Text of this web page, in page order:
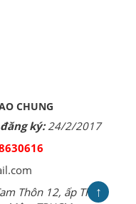
CHUNG
ký:24/2/2017
Thôn 12, ấp Thới
↑